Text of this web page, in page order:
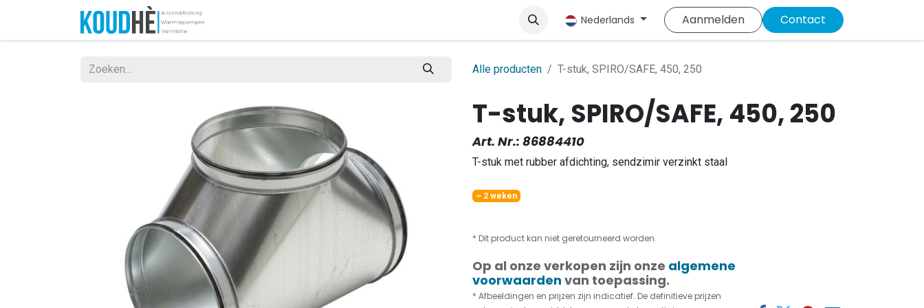
Producten Nederlands Aanmelden Contact
Alle producten T-stuk, SPIRO/SAFE, 450, 250
T-stuk, SPIRO/SAFE, 450, 250
Art. Nr.: 86884410
T-stuk met rubber afdichting, sendzimir verzinkt staal
~ 2 weken
* Dit product kan niet geretourneerd worden.
Op al onze verkopen zijn onze algemene
voorwaarden van toepassing.
* Afbeeldingen en prijzen zijn indicatief. De definitieve prijzen